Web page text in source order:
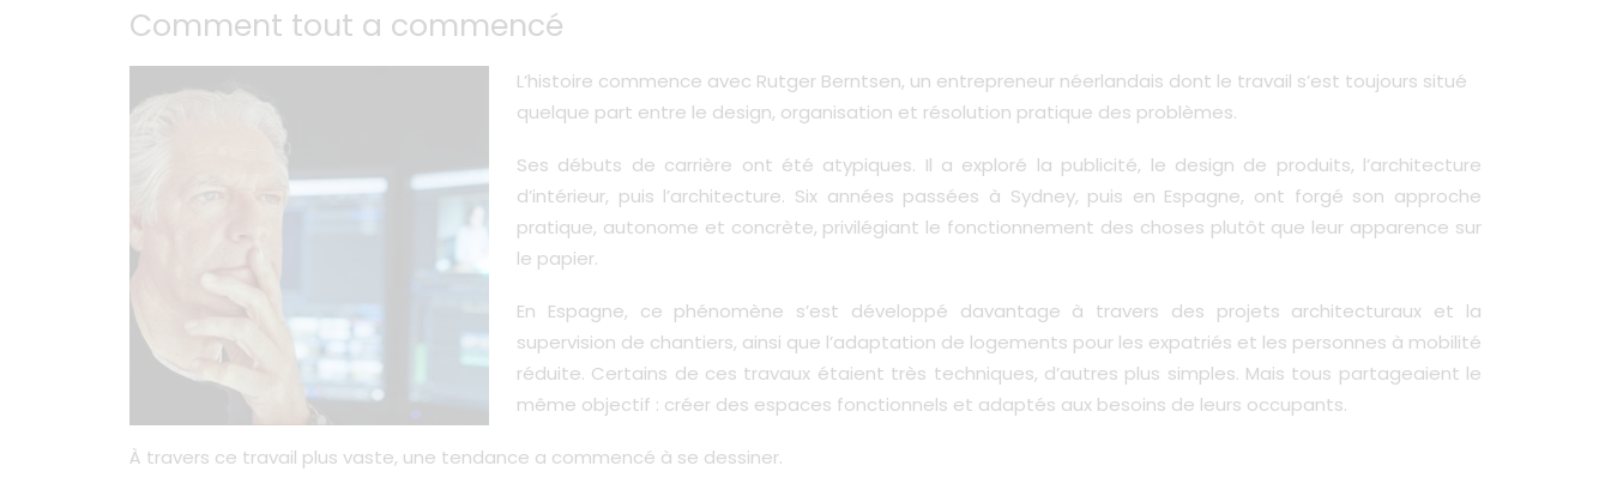
Comment tout a commencé
L’histoire commence avec Rutger Berntsen, un entrepreneur néerlandais dont le travail s’est toujours situé
quelque part entre le design, organisation et résolution pratique des problèmes.
Ses débuts de carrière ont été atypiques. Il a exploré la publicité, le design de produits, l’architecture
d’intérieur, puis l’architecture. Six années passées à Sydney, puis en Espagne, ont forgé son approche
pratique, autonome et concrète, privilégiant le fonctionnement des choses plutôt que leur apparence sur
le papier.
En Espagne, ce phénomène s’est développé davantage à travers des projets architecturaux et la
supervision de chantiers, ainsi que l’adaptation de logements pour les expatriés et les personnes à mobilité
réduite. Certains de ces travaux étaient très techniques, d’autres plus simples. Mais tous partageaient le
même objectif : créer des espaces fonctionnels et adaptés aux besoins de leurs occupants.
À travers ce travail plus vaste, une tendance a commencé à se dessiner.